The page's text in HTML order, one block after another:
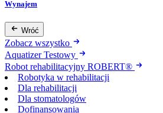
Wynajem
Wróć
Zobacz wszystko
Aquatizer Testowy
Robot rehabilitacyjny ROBERT®
Robotyka w rehabilitacji
Dla rehabilitacji
Dla stomatologów
Dofinansowania